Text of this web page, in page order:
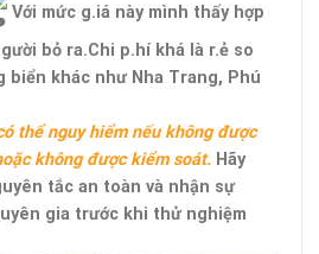
Với mức g.iá này mình thấy hợp
bỏ ra.Chi p.hí khá là r.ẻ so
biển khác như Nha Trang, Phú
thể nguy hiểm nếu không được
không được kiểm soát.Hãy
tắc an toàn và nhận sự
gia trước khi thử nghiệm